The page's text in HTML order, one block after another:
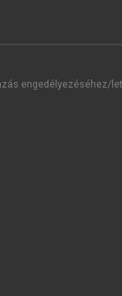
Irínyi
Szemere
magyaron kivűl
– Irínyi
találkozása a
az alkotmányos
engedélyezéséhez/